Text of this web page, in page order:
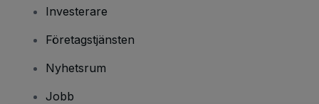
Investerare
Företagstjänsten
Nyhetsrum
Jobb